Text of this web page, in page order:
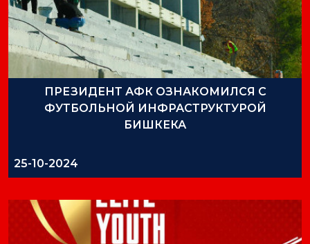
ПРЕЗИДЕНТ АФК ОЗНАКОМИЛСЯ С
ФУТБОЛЬНОЙ ИНФРАСТРУКТУРОЙ
БИШКЕКА
25-10-2024